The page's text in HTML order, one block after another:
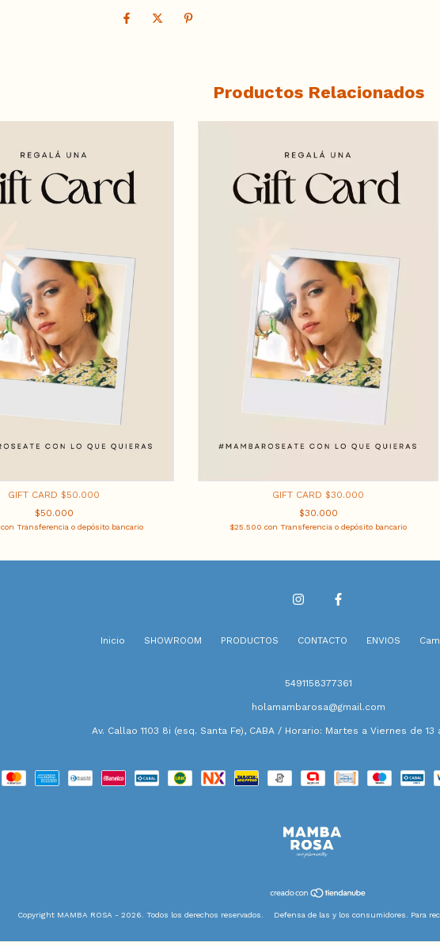
Productos Relacionados
GIFT CARD $50.000
$50.000
con Transferencia o depósito bancario
GIFT CARD $30.000
$30.000
$25.500 con Transferencia o depósito bancario
Inicio SHOWROOM PRODUCTOS CONTACTO ENVIOS
5491158377361
holamambarosa@gmail.com
Av. Callao 1103 8i (esq. Santa Fe), CABA / Horario: Martes a Viernes de 13
Copyright MAMBA ROSA - 2026. Todos los derechos reservados. Defensa de las y los consumidores. Para